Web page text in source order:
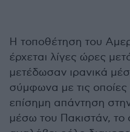
Η τοποθέτηση του
έρχεται λίγες ώρες
μετέδωσαν ιρανικά
σύμφωνα με τις
επίσημη απάντηση
μέσω του Πακιστάν, το